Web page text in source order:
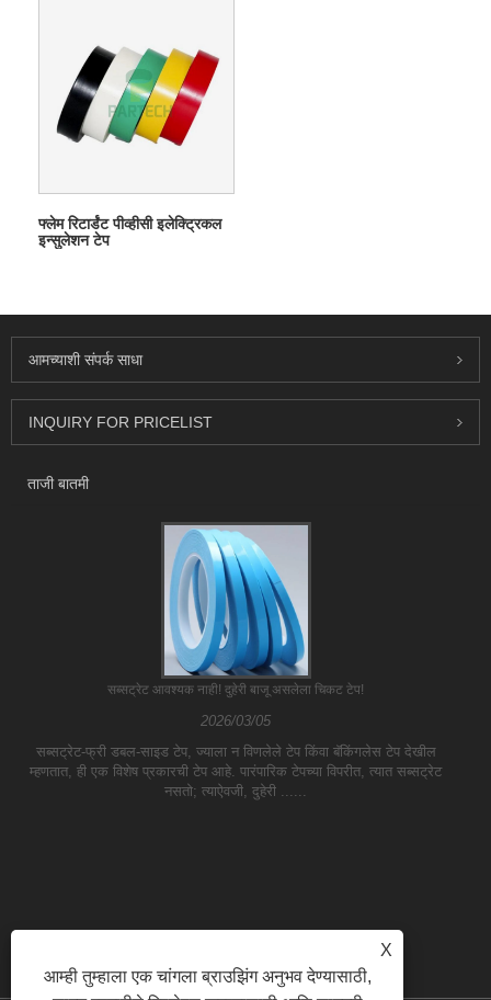
फ्लेम रिटार्डंट पीव्हीसी इलेक्ट्रिकल
इन्सुलेशन टेप
आमच्याशी संपर्क साधा
INQUIRY FOR PRICELIST
ताजी बातमी
सब्सट्रेट आवश्यक नाही! दुहेरी बाजू असलेला चिकट टेप!
2026/03/05
सब्सट्रेट-फ्री डबल-साइड टेप, ज्याला न विणलेले टेप किंवा बॅकिंगलेस टेप देखील
म्हणतात, ही एक विशेष प्रकारची टेप आहे. पारंपारिक टेपच्या विपरीत, त्यात सब्सट्रेट
नसतो; त्याऐवजी, दुहेरी ......
X
आम्ही तुम्हाला एक चांगला ब्राउझिंग अनुभव देण्यासाठी,